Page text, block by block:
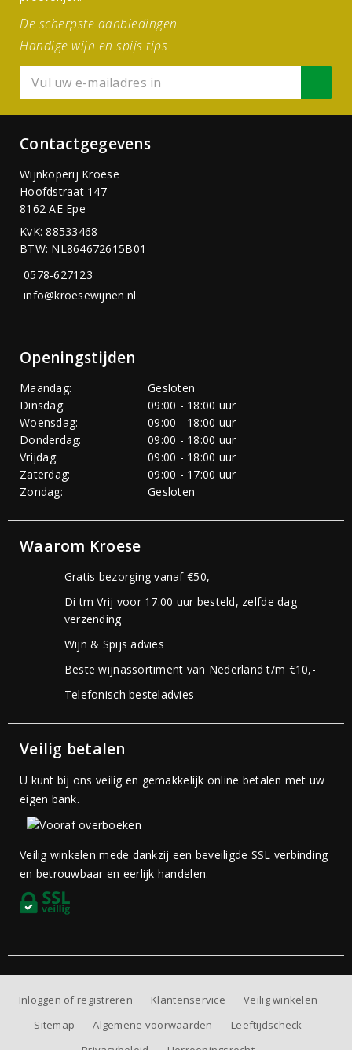
De scherpste aanbiedingen
Handige wijn en spijs tips
Contactgegevens
Wijnkoperij Kroese
Hoofdstraat 147
8162 AE Epe
KvK: 88533468
BTW: NL864672615B01
0578-627123
info@kroesewijnen.nl
Openingstijden
Maandag:
Gesloten
Dinsdag:
09:00 - 18:00 uur
Woensdag:
09:00 - 18:00 uur
Donderdag:
09:00 - 18:00 uur
Vrijdag:
09:00 - 18:00 uur
Zaterdag:
09:00 - 17:00 uur
Zondag:
Gesloten
Waarom Kroese
Gratis bezorging vanaf €50,-
Di tm Vrij voor 17.00 uur besteld, zelfde dag
verzending
Wijn & Spijs advies
Beste wijnassortiment van Nederland t/m €10,-
Telefonisch besteladvies
Veilig betalen
U kunt bij ons veilig en gemakkelijk online betalen met uw
eigen bank.
Veilig winkelen mede dankzij een beveiligde SSL verbinding
en betrouwbaar en eerlijk handelen.
Inloggen of registreren Klantenservice
Veilig winkelen
Sitemap
Algemene voorwaarden
Leeftijdscheck